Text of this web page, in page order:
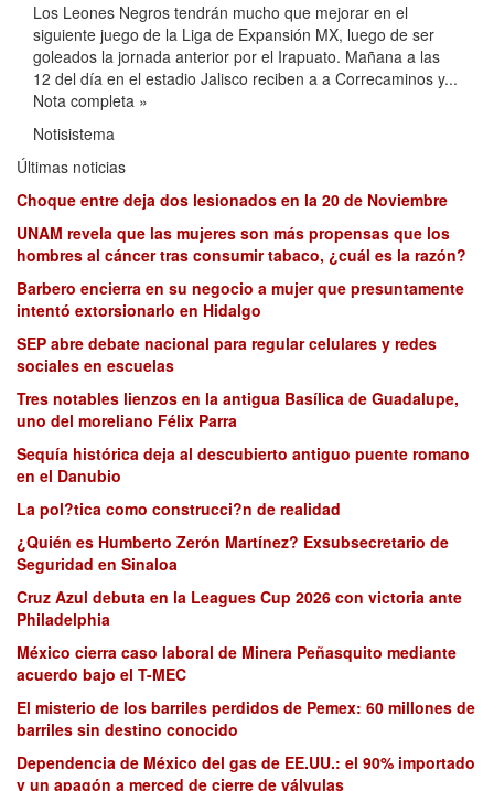
Los Leones Negros tendrán mucho que mejorar en el
siguiente juego de la Liga de Expansión MX, luego de ser
goleados la jornada anterior por el Irapuato. Mañana a las
12 del día en el estadio Jalisco reciben a a Correcaminos y...
Nota completa »
Notisistema
Últimas noticias
Choque entre deja dos lesionados en la 20 de Noviembre
UNAM revela que las mujeres son más propensas que los
hombres al cáncer tras consumir tabaco, ¿cuál es la razón?
Barbero encierra en su negocio a mujer que presuntamente
intentó extorsionarlo en Hidalgo
SEP abre debate nacional para regular celulares y redes
sociales en escuelas
Tres notables lienzos en la antigua Basílica de Guadalupe,
uno del moreliano Félix Parra
Sequía histórica deja al descubierto antiguo puente romano
en el Danubio
La pol?tica como construcci?n de realidad
¿Quién es Humberto Zerón Martínez? Exsubsecretario de
Seguridad en Sinaloa
Cruz Azul debuta en la Leagues Cup 2026 con victoria ante
Philadelphia
México cierra caso laboral de Minera Peñasquito mediante
acuerdo bajo el T-MEC
El misterio de los barriles perdidos de Pemex: 60 millones de
barriles sin destino conocido
Dependencia de México del gas de EE.UU.: el 90% importado
y un apagón a merced de cierre de válvulas